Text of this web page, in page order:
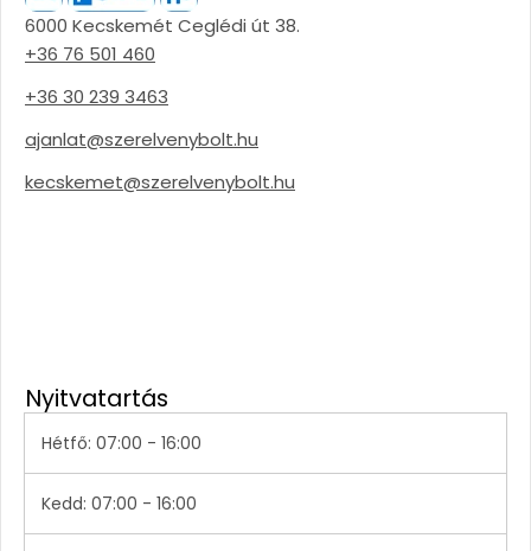
6000 Kecskemét Ceglédi út 38.
+36 76 501 460
+36 30 239 3463
ajanlat@szerelvenybolt.hu
kecskemet@szerelvenybolt.hu
Nyitvatartás
Hétfő: 07:00 - 16:00
Kedd: 07:00 - 16:00